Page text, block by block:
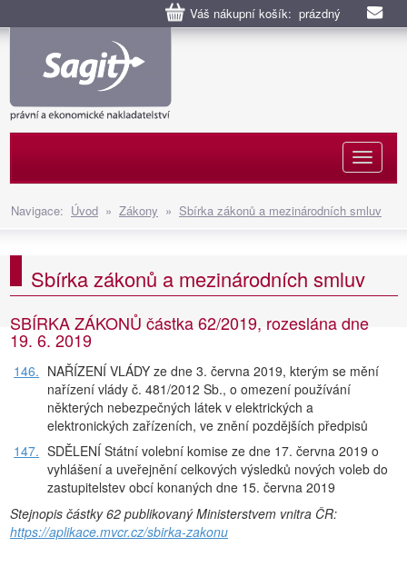
Váš nákupní košík: prázdný
Navigace: Úvod » Zákony » Sbírka zákonů a mezinárodních smluv
Sbírka zákonů a mezinárodních smluv
SBÍRKA ZÁKONŮ částka 62/2019, rozeslána dne
19. 6. 2019
146. NAŘÍZENÍ VLÁDY ze dne 3. června 2019, kterým se mění
nařízení vlády č. 481/2012 Sb., o omezení používání
některých nebezpečných látek v elektrických a
elektronických zařízeních, ve znění pozdějších předpisů
147. SDĚLENÍ Státní volební komise ze dne 17. června 2019 o
vyhlášení a uveřejnění celkových výsledků nových voleb do
zastupitelstev obcí konaných dne 15. června 2019
Stejnopis částky 62 publikovaný Ministerstvem vnitra ČR:
https://aplikace.mvcr.cz/sbirka-zakonu